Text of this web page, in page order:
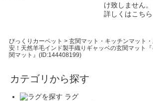
け致しません。
詳しくはこちら
びっくりカーペット > 玄関マット・キッチンマット
安！天然羊毛インド製手織りギャッベの玄関マッ
関マット』(ID:144408199)
カテゴリから探す
ラグ